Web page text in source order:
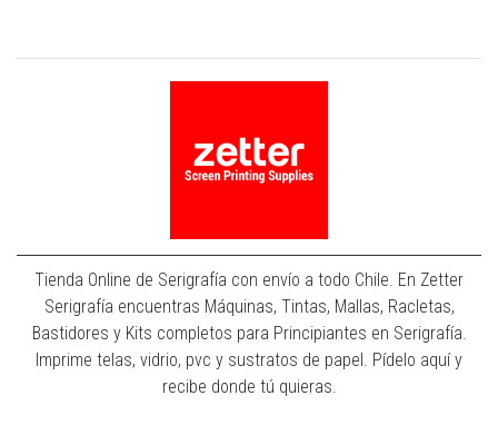
Tienda Online de Serigrafía con envío a todo Chile. En Zetter
Serigrafía encuentras Máquinas, Tintas, Mallas, Racletas,
Bastidores y Kits completos para Principiantes en Serigrafía.
Imprime telas, vidrio, pvc y sustratos de papel. Pídelo aquí y
recibe donde tú quieras.